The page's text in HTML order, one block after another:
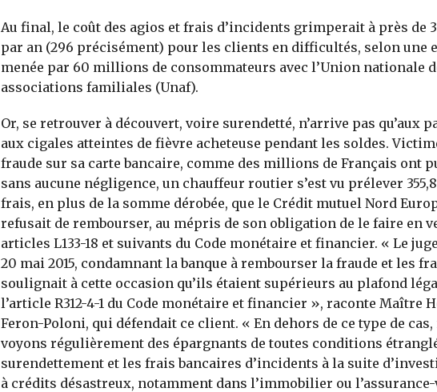
Au final, le coût des agios et frais d’incidents grimperait à près de
par an (296 précisément) pour les clients en difficultés, selon une
menée par 60 millions de consommateurs avec l’Union nationale
associations familiales (Unaf).
Or, se retrouver à découvert, voire surendetté, n’arrive pas qu’aux
aux cigales atteintes de fièvre acheteuse pendant les soldes.
fraude sur sa carte bancaire, comme des millions de Français ont
sans aucune négligence, un chauffeur routier s’est vu prélever
frais, en plus de la somme dérobée, que le Crédit mutuel Nord
refusait de rembourser, au mépris de son obligation de le faire en
articles L133-18 et suivants du Code monétaire et financier. « Le
20 mai 2015, condamnant la banque à rembourser la fraude et les
soulignait à cette occasion qu’ils étaient supérieurs au plafond
l’article R312-4-1 du Code monétaire et financier », raconte Maître
Feron-Poloni, qui défendait ce client. « En dehors de ce type de cas,
voyons régulièrement des épargnants de toutes conditions
surendettement et les frais bancaires d’incidents à la suite
à crédits désastreux, notamment dans l’immobilier ou l’assurance-